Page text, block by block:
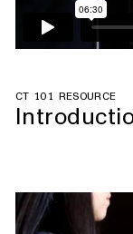
CT 101 RESOURCE